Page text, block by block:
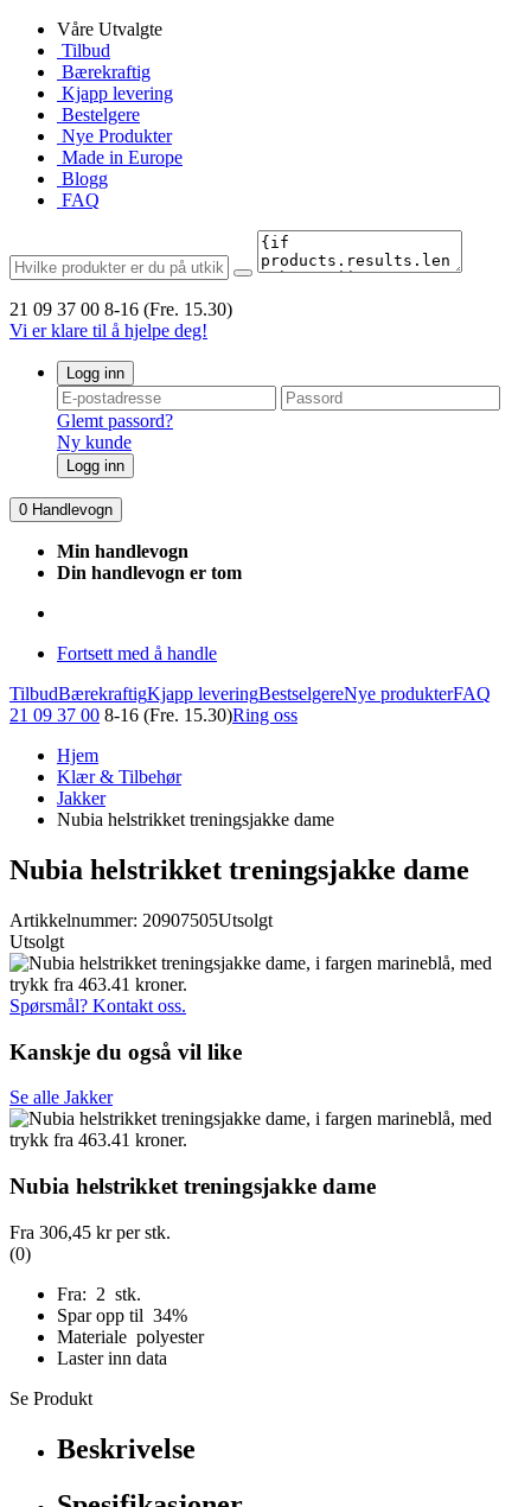
Våre Utvalgte
Tilbud
Bærekraftig
Kjapp levering
Bestelgere
Nye Produkter
Made in Europe
Blogg
FAQ
21 09 37 00 8-16 (Fre. 15.30)
Vi er klare til å hjelpe deg!
Logg inn
Glemt passord?
Ny kunde
Logg inn
0 Handlevogn
Min handlevogn
Din handlevogn er tom
Fortsett med å handle
TilbudBærekraftigKjapp leveringBestselgereNye produkterFAQ
21 09 37 00 8-16 (Fre. 15.30)Ring oss
Hjem
Klær & Tilbehør
Jakker
Nubia helstrikket treningsjakke dame
Nubia helstrikket treningsjakke dame
Artikkelnummer: 20907505Utsolgt
Utsolgt
Spørsmål? Kontakt oss.
Kanskje du også vil like
Se alle Jakker
Nubia helstrikket treningsjakke dame
Fra 306,45 krper stk.
(0)
Fra: 2 stk.
Spar opp til 34%
Materiale polyester
Laster inn data
Se Produkt
Beskrivelse